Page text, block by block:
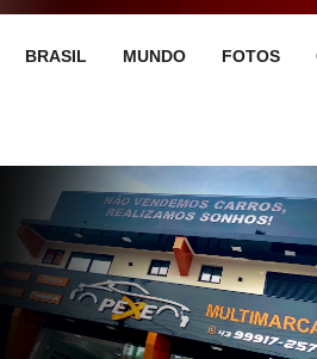
BRASIL MUNDO FOTOS